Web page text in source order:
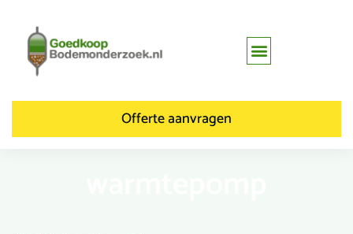
Offerte aanvragen